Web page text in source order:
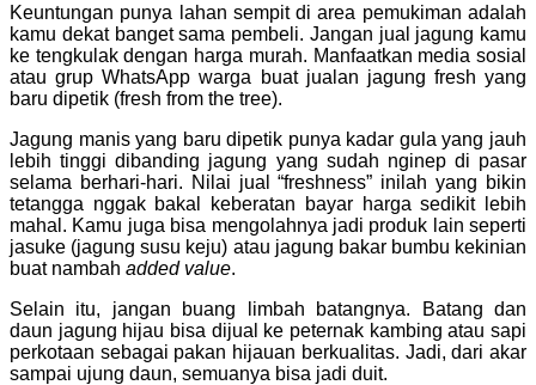
Keuntungan punya lahan sempit di area pemukiman adalah
kamu dekat banget sama pembeli. Jangan jual jagung kamu
ke tengkulak dengan harga murah. Manfaatkan media sosial
atau grup WhatsApp warga buat jualan jagung fresh yang
baru dipetik (fresh from the tree).
Jagung manis yang baru dipetik punya kadar gula yang jauh
lebih tinggi dibanding jagung yang sudah nginep di pasar
selama berhari-hari. Nilai jual “freshness” inilah yang bikin
tetangga nggak bakal keberatan bayar harga sedikit lebih
mahal. Kamu juga bisa mengolahnya jadi produk lain seperti
jasuke (jagung susu keju) atau jagung bakar bumbu kekinian
buat nambah added value.
Selain itu, jangan buang limbah batangnya. Batang dan
daun jagung hijau bisa dijual ke peternak kambing atau sapi
perkotaan sebagai pakan hijauan berkualitas. Jadi, dari akar
sampai ujung daun, semuanya bisa jadi duit.